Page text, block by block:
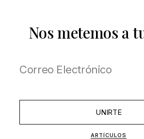
Nos metemos a
UNIRTE
ARTÍCULOS